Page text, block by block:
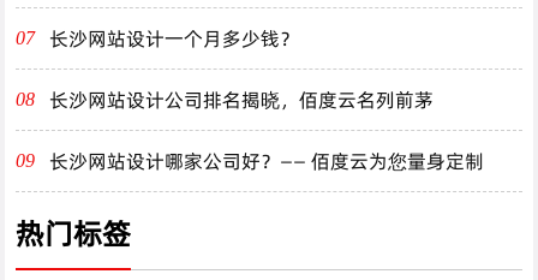
07 长沙网站设计一个月多少钱？
08 长沙网站设计公司排名揭晓，佰度云名列前茅
09 长沙网站设计哪家公司好？—— 佰度云为您量身定制
热门标签